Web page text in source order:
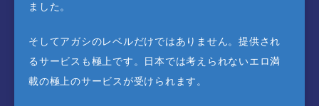
ました。
そしてアガシのレベルだけではありません。提供され
るサービスも極上です。日本では考えられないエロ満
載の極上のサービスが受けられます。